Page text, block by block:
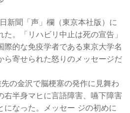
新聞「声」欄（東京本社版）に
。「リハビリ中止は死の宣告」
際的な免疫学者である東京大学名
ら寄せられた怒りのメッセージだ
の金沢で脳梗塞の発作に見舞わ
右半身マヒに言語障害、嚥下障害
になった。メッセー ジの初めに